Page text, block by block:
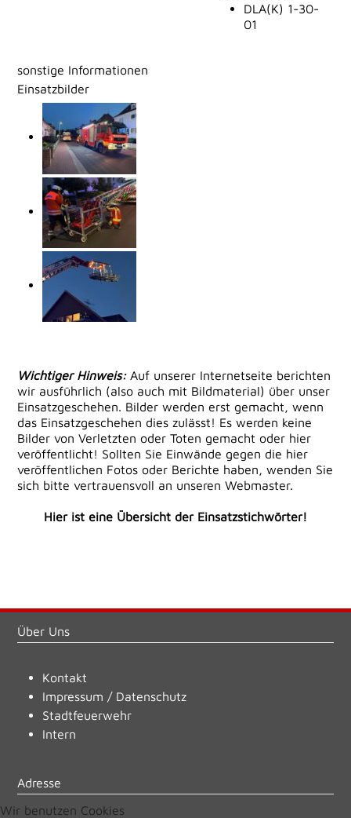
DLA(K) 1-30-
01
sonstige Informationen
Einsatzbilder
Wichtiger Hinweis: Auf unserer Internetseite berichten
wir ausführlich (also auch mit Bildmaterial) über unser
Einsatzgeschehen. Bilder werden erst gemacht, wenn
das Einsatzgeschehen dies zulässt! Es werden keine
Bilder von Verletzten oder Toten gemacht oder hier
veröffentlicht! Sollten Sie Einwände gegen die hier
veröffentlichen Fotos oder Berichte haben, wenden Sie
sich bitte vertrauensvoll an unseren Webmaster.
Hier ist eine Übersicht der Einsatzstichwörter!
Über Uns
Kontakt
Impressum / Datenschutz
Stadtfeuerwehr
Intern
Adresse
Wir benutzen Cookies